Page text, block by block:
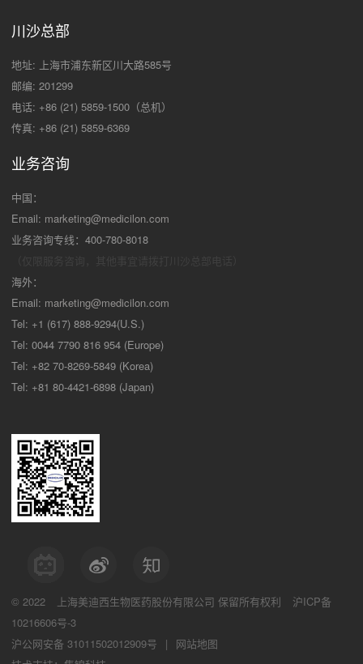
川沙总部
地址: 上海市浦东新区川大路585号
邮编: 201299
电话: +86 (21) 5859-1500（总机）
传真: +86 (21) 5859-6369
业务咨询
中国：
Email: marketing@medicilon.com
业务咨询专线：400-780-8018
海外：
Email: marketing@medicilon.com
Tel: +1 (617) 888-9294(U.S.)
Tel: 0044 7790 816 954 (Europe)
Tel: +82 70-8269-5849 (Korea)
Tel: +81 80-4421-6898 (Japan)
© 2022 上海美迪西生物医药股份有限公司 保留所有权利
沪ICP备
10216606号-3
沪公网安备 31011502012909号
|
网站地图